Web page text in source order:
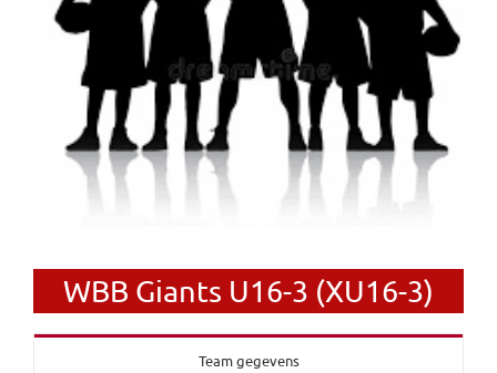
WBB Giants U16-3 (XU16-3)
Team gegevens